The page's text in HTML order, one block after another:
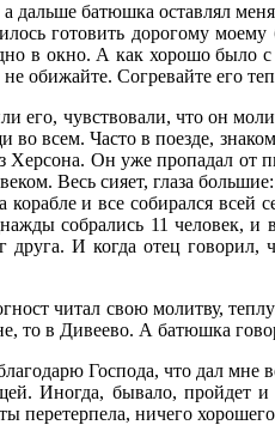
дальше батюшка оставлял
готовить дорогому
в окно. А как хорошо было
обижайте. Согревайте его
чувствовали, что он
всем. Часто в поезде,
Он уже пропадал от
Весь сияет, глаза
и все собирался
собрались 11 человек,
И когда отец говорил,
читал свою молитву,
в Дивеево. А батюшка
Господа, что дал
Иногда, бывало, пройдет
ничего